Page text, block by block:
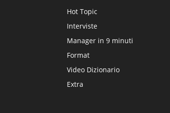
Hot Topic
Interviste
Manager in 9 minuti
Format
Video Dizionario
Extra